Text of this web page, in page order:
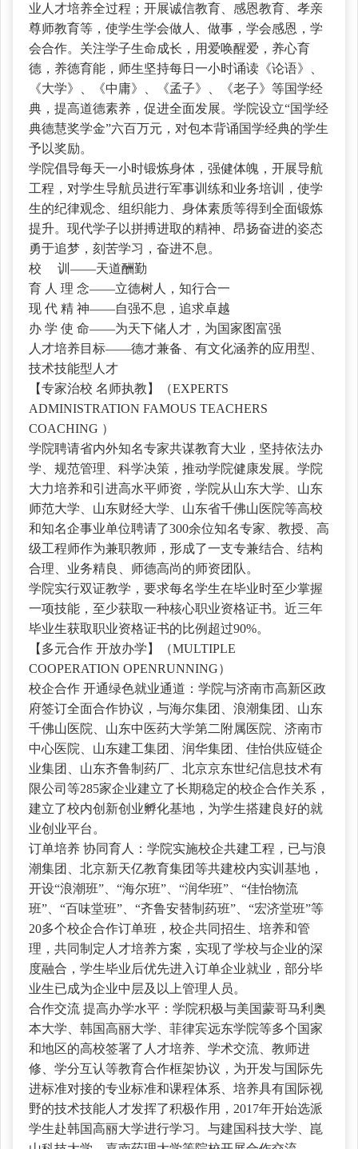
业人才培养全过程；开展诚信教育、感恩教育、孝亲
尊师教育等，使学生学会做人、做事，学会感恩，学
会合作。关注学子生命成长，用爱唤醒爱，养心育
德，养德育能，师生坚持每日一小时诵读《论语》、
《大学》、《中庸》、《孟子》、《老子》等国学经
典，提高道德素养，促进全面发展。学院设立“国学经
典德慧奖学金”六百万元，对包本背诵国学经典的学生
予以奖励。
学院倡导每天一小时锻炼身体，强健体魄，开展导航
工程，对学生导航员进行军事训练和业务培训，使学
生的纪律观念、组织能力、身体素质等得到全面锻炼
提升。现代学子以拼搏进取的精神、昂扬奋进的姿态
勇于追梦，刻苦学习，奋进不息。
校 训——天道酬勤
育 人 理 念——立德树人，知行合一
现 代 精 神——自强不息，追求卓越
办 学 使 命——为天下储人才，为国家图富强
人才培养目标——德才兼备、有文化涵养的应用型、
技术技能型人才
【专家治校 名师执教】（EXPERTS
ADMINISTRATION FAMOUS TEACHERS
COACHING ）
学院聘请省内外知名专家共谋教育大业，坚持依法办
学、规范管理、科学决策，推动学院健康发展。学院
大力培养和引进高水平师资，学院从山东大学、山东
师范大学、山东财经大学、山东省千佛山医院等高校
和知名企事业单位聘请了300余位知名专家、教授、高
级工程师作为兼职教师，形成了一支专兼结合、结构
合理、业务精良、师德高尚的师资团队。
学院实行双证教学，要求每名学生在毕业时至少掌握
一项技能，至少获取一种核心职业资格证书。近三年
毕业生获取职业资格证书的比例超过90%。
【多元合作 开放办学】（MULTIPLE
COOPERATION OPENRUNNING）
校企合作 开通绿色就业通道：学院与济南市高新区政
府签订全面合作协议，与海尔集团、浪潮集团、山东
千佛山医院、山东中医药大学第二附属医院、济南市
中心医院、山东建工集团、润华集团、佳怡供应链企
业集团、山东齐鲁制药厂、北京京东世纪信息技术有
限公司等285家企业建立了长期稳定的校企合作关系，
建立了校内创新创业孵化基地，为学生搭建良好的就
业创业平台。
订单培养 协同育人：学院实施校企共建工程，已与浪
潮集团、北京新天亿教育集团等共建校内实训基地，
开设“浪潮班”、“海尔班”、“润华班”、“佳怡物流
班”、“百味堂班”、“齐鲁安替制药班”、“宏济堂班”等
20多个校企合作订单班，校企共同招生、培养和管
理，共同制定人才培养方案，实现了学校与企业的深
度融合，学生毕业后优先进入订单企业就业，部分毕
业生已成为企业中层及以上管理人员。
合作交流 提高办学水平：学院积极与美国蒙哥马利奥
本大学、韩国高丽大学、菲律宾远东学院等多个国家
和地区的高校签署了人才培养、学术交流、教师进
修、学分互认等教育合作框架协议，为开发与国际先
进标准对接的专业标准和课程体系、培养具有国际视
野的技术技能人才发挥了积极作用，2017年开始选派
学生赴韩国高丽大学进行学习。与建国科技大学、崑